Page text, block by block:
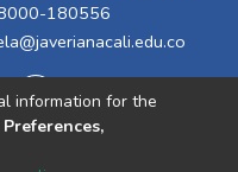
180556
information for the